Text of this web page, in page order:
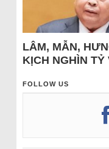
LÂM, MẪN,
KỊCH NGHÌN
FOLLOW US